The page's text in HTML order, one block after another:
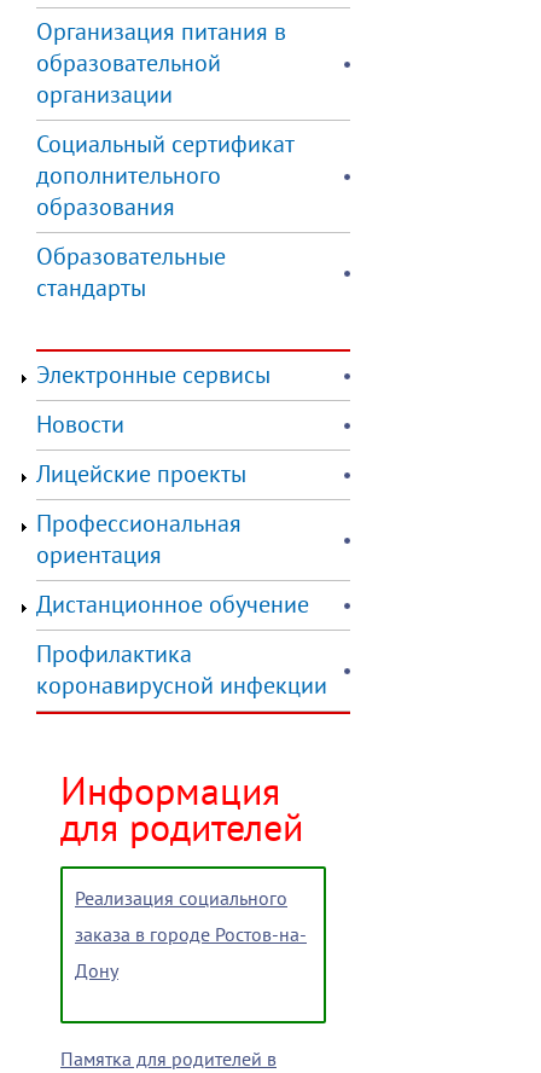
Организация питания в
образовательной
организации
Социальный сертификат
дополнительного
образования
Образовательные
стандарты
Электронные сервисы
Новости
Лицейские проекты
Профессиональная
ориентация
Дистанционное обучение
Профилактика
коронавирусной инфекции
Информация
для родителей
Реализация социального
заказа в городе Ростов-на-
Дону
Памятка для родителей в